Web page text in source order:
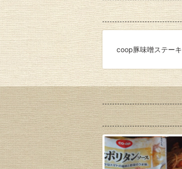
coop豚味噌ステーキ